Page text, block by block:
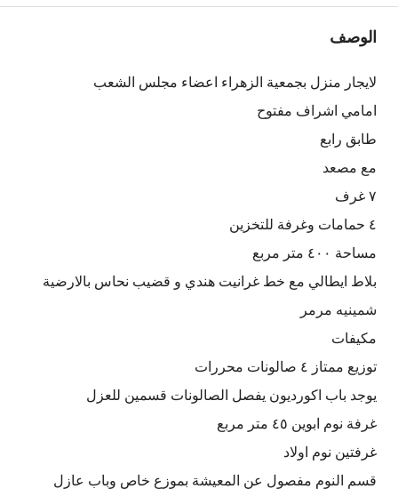
الوصف
لايجار منزل بجمعية الزهراء اعضاء مجلس الشعب
امامي اشراف مفتوح
طابق رابع
مع مصعد
٧ غرف
٤ حمامات وغرفة للتخزين
مساحة ٤٠٠ متر مربع
بلاط ايطالي مع خط غرانيت هندي و قضيب نحاس بالارضية
شمينيه مرمر
مكيفات
توزيع ممتاز ٤ صالونات محررات
يوجد باب اكورديون يفصل الصالونات قسمين للعزل
غرفة نوم ابوين ٤٥ متر مربع
غرفتين نوم اولاد
قسم النوم مفصول عن المعيشة بموزع خاص وباب عازل